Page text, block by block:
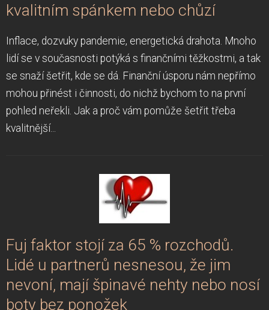
kvalitním spánkem nebo chůzí
Inflace, dozvuky pandemie, energetická drahota. Mnoho
lidí se v současnosti potýká s finančními těžkostmi, a tak
se snaží šetřit, kde se dá. Finanční úsporu nám nepřímo
mohou přinést i činnosti, do nichž bychom to na první
pohled neřekli. Jak a proč vám pomůže šetřit třeba
kvalitnější...
Fuj faktor stojí za 65 % rozchodů.
Lidé u partnerů nesnesou, že jim
nevoní, mají špinavé nehty nebo nosí
boty bez ponožek